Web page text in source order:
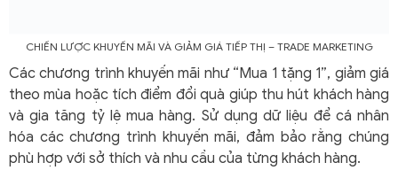
CHIẾN LƯỢC KHUYẾN MÃI VÀ GIẢM GIÁ TIẾP THỊ – TRADE MARKETING
Các chương trình khuyến mãi như “Mua 1 tặng 1”, giảm giá
theo mùa hoặc tích điểm đổi quà giúp thu hút khách hàng
và gia tăng tỷ lệ mua hàng. Sử dụng dữ liệu để cá nhân
hóa các chương trình khuyến mãi, đảm bảo rằng chúng
phù hợp với sở thích và nhu cầu của từng khách hàng.